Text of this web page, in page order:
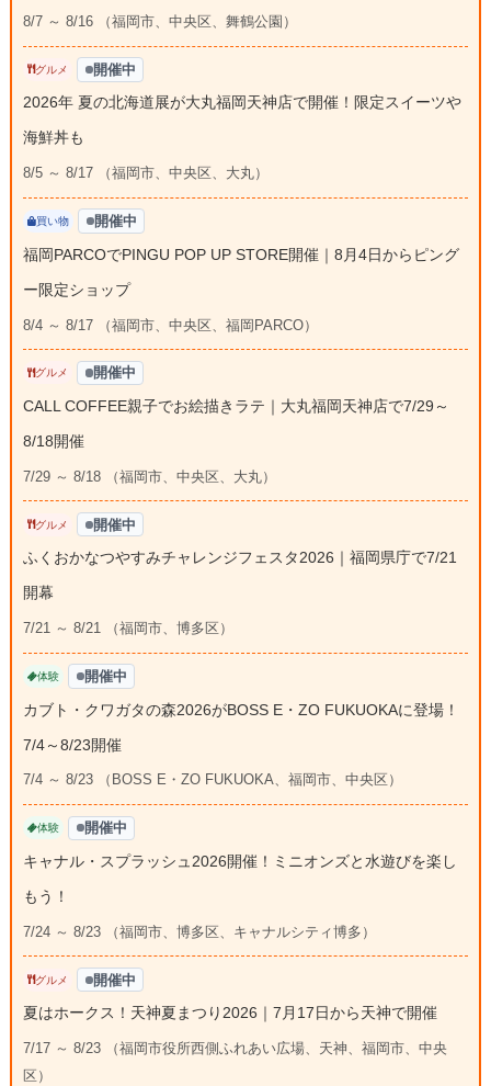
8/7 ～ 8/16 （福岡市、中央区、舞鶴公園）
グルメ 開催中
2026年 夏の北海道展が大丸福岡天神店で開催！限定スイーツや
海鮮丼も
8/5 ～ 8/17 （福岡市、中央区、大丸）
買い物 開催中
福岡PARCOでPINGU POP UP STORE開催｜8月4日からピング
ー限定ショップ
8/4 ～ 8/17 （福岡市、中央区、福岡PARCO）
グルメ 開催中
CALL COFFEE親子でお絵描きラテ｜大丸福岡天神店で7/29～
8/18開催
7/29 ～ 8/18 （福岡市、中央区、大丸）
グルメ 開催中
ふくおかなつやすみチャレンジフェスタ2026｜福岡県庁で7/21
開幕
7/21 ～ 8/21 （福岡市、博多区）
体験 開催中
カブト・クワガタの森2026がBOSS E・ZO FUKUOKAに登場！
7/4～8/23開催
7/4 ～ 8/23 （BOSS E・ZO FUKUOKA、福岡市、中央区）
体験 開催中
キャナル・スプラッシュ2026開催！ミニオンズと水遊びを楽し
もう！
7/24 ～ 8/23 （福岡市、博多区、キャナルシティ博多）
グルメ 開催中
夏はホークス！天神夏まつり2026｜7月17日から天神で開催
7/17 ～ 8/23 （福岡市役所西側ふれあい広場、天神、福岡市、中央
区）